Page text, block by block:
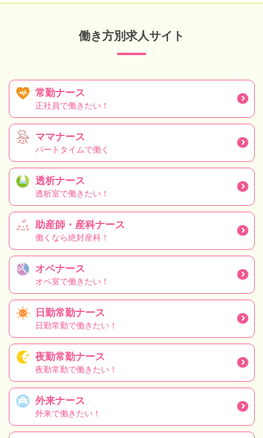
働き方別求人サイト
常勤ナース
正社員で働きたい！
ママナース
パートタイムで働く
透析ナース
透析室で働きたい！
助産師・産科ナース
働くなら絶対産科！
オペナース
オペ室で働きたい！
日勤常勤ナース
日勤常勤で働きたい！
夜勤常勤ナース
夜勤常勤で働きたい！
外来ナース
外来で働きたい！